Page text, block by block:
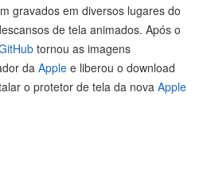
gravados em diversos lugares do
de tela animados. Após o
tornou as imagens
da Apple e liberou o download
o protetor de tela da nova Apple